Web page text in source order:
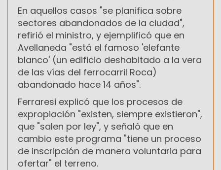
En aquellos casos "se planifica sobre
sectores abandonados de la ciudad",
refirió el ministro, y ejemplificó que en
Avellaneda "está el famoso 'elefante
blanco' (un edificio deshabitado a la vera
de las vías del ferrocarril Roca)
abandonado hace 14 años".
Ferraresi explicó que los procesos de
expropiación "existen, siempre existieron",
que "salen por ley", y señaló que en
cambio este programa "tiene un proceso
de inscripción de manera voluntaria para
ofertar" el terreno.